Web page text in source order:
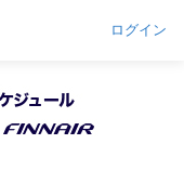
ログイン